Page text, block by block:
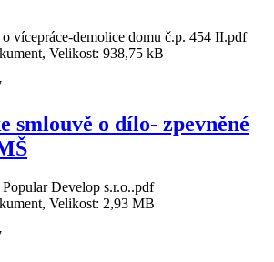
vícepráce-demolice domu č.p. 454 II.pdf
Velikost: 938,75 kB
smlouvě o dílo- zpevněné
Develop s.r.o..pdf
Velikost: 2,93 MB